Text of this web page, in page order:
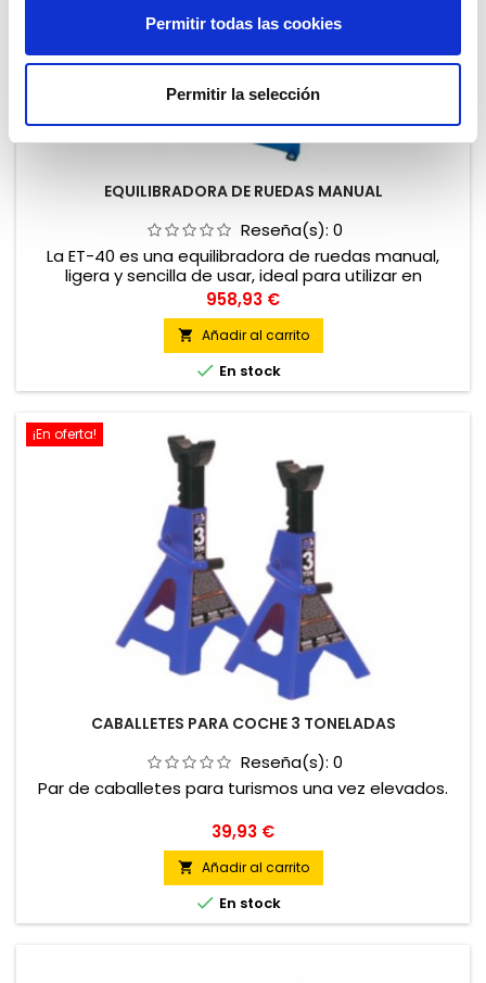
Permitir todas las cookies
Permitir la selección
EQUILIBRADORA DE RUEDAS MANUAL
Reseña(s): 0
La ET-40 es una equilibradora de ruedas manual,
ligera y sencilla de usar, ideal para utilizar en
furgones-taller gracias a su reducido tamaño y peso.
Diseñada para equilibrar ruedas de turismo, vehículo
ligero y de moto (adaptador no incluido). Admite
ruedas de hasta 40kg. Equipada con freno mecánico
de posicionamiento de rueda.
Precio
958,93 €
 Añadir al carrito
 En stock
¡En oferta!
CABALLETES PARA COCHE 3 TONELADAS
Reseña(s): 0
Par de caballetes para turismos una vez elevados.
Precio
39,93 €
 Añadir al carrito
 En stock